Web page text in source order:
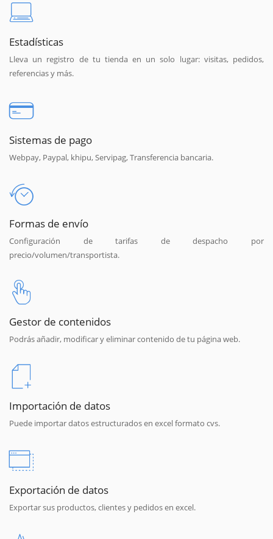
Estadísticas
Lleva un registro de tu tienda en un solo lugar: visitas, pedidos,
referencias y más.
Sistemas de pago
Webpay, Paypal, khipu, Servipag, Transferencia bancaria.
Formas de envío
Configuración de tarifas de despacho por
precio/volumen/transportista.
Gestor de contenidos
Podrás añadir, modificar y eliminar contenido de tu página web.
Importación de datos
Puede importar datos estructurados en excel formato cvs.
Exportación de datos
Exportar sus productos, clientes y pedidos en excel.